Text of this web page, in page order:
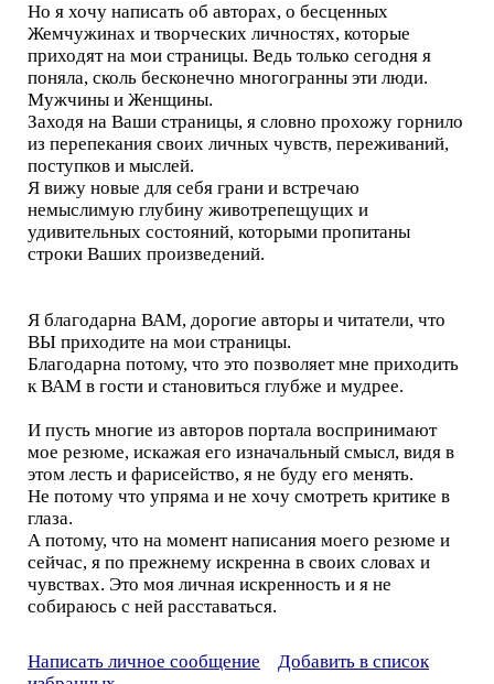
Но я хочу написать об авторах, о бесценных
Жемчужинах и творческих личностях, которые
приходят на мои страницы. Ведь только сегодня я
поняла, сколь бесконечно многогранны эти люди.
Мужчины и Женщины.
Заходя на Ваши страницы, я словно прохожу горнило
из перепекания своих личных чувств, переживаний,
поступков и мыслей.
Я вижу новые для себя грани и встречаю
немыслимую глубину животрепещущих и
удивительных состояний, которыми пропитаны
строки Ваших произведений.
Я благодарна ВАМ, дорогие авторы и читатели, что
ВЫ приходите на мои страницы.
Благодарна потому, что это позволяет мне приходить
к ВАМ в гости и становиться глубже и мудрее.
И пусть многие из авторов портала воспринимают
мое резюме, искажая его изначальный смысл, видя в
этом лесть и фарисейство, я не буду его менять.
Не потому что упряма и не хочу смотреть критике в
глаза.
А потому, что на момент написания моего резюме и
сейчас, я по прежнему искренна в своих словах и
чувствах. Это моя личная искренность и я не
собираюсь с ней расставаться.
Написать личное сообщение
Добавить в список